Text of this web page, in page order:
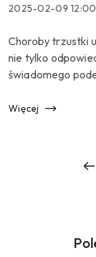
Data
2025-02-09
Treść
artykułu:
Choroby trzustki
nie tylko
świadomego
cukru we krwi.
Więcej
Pomiń